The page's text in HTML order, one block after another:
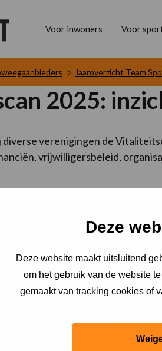
Deze
Deze website maakt uitsluitend
om het gebruik van de website
gemaakt van tracking cookies of
Voor inwoners Voor
Jaaroverzicht Team
2025:
diverse verenigingen de
vrijwilligersbeleid,
betere
de scan hielp om prioriteiten
verenigingen vormde dit